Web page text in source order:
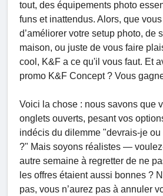
tout, des équipements photo
funs et inattendus. Alors, que
d’améliorer votre setup photo, de
maison, ou juste de vous faire
cool, K&F a ce qu'il vous faut. Et
promo K&F Concept ? Vous
Voici la chose : nous savons que
onglets ouverts, pesant vos
indécis du dilemme "devrais-je
?" Mais soyons réalistes —
autre semaine à regretter de ne
les offres étaient aussi bonnes ?
pas, vous n’aurez pas à annuler